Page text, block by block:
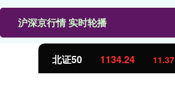
沪深京行情 实时轮播
北证50 1134.24 11.37